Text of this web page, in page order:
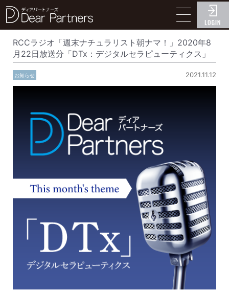
ディアパートナーズ
RCCラジオ「週末ナチュラリスト朝ナマ！」2020年8
月22日放送分「DTx：デジタルセラピューティクス」
お知らせ 2021.11.12